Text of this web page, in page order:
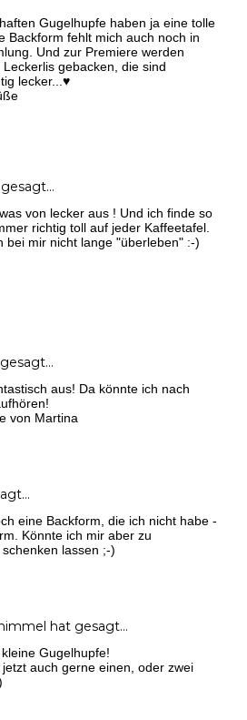
Gugelhupfe haben ja eine tolle
Backform fehlt mich auch noch in
Und zur Premiere werden
gebacken, die sind
lecker...♥
von lecker aus ! Und ich finde so
richtig toll auf jeder Kaffeetafel.
bei mir nicht lange "überleben" :-)
aus! Da könnte ich nach
von Martina
eine Backform, die ich nicht habe -
Könnte ich mir aber zu
lassen ;-)
hat gesagt…
Gugelhupfe!
auch gerne einen, oder zwei